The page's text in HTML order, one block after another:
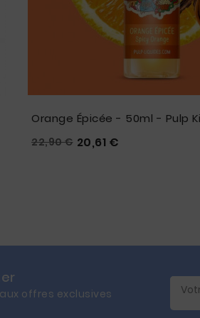
Orange Épicée - 50ml - Pulp

22,90 € Prix
20,61 €
offres exclusives